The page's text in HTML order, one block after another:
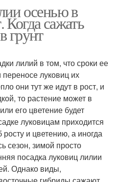
Дни для посадки
осенью в
сажать
грунт
лилий в том, что сроки ее
луковиц их
они тут же идут в рост, и
то растение может в
его цветение будет
луковицам приходится
и цветению, а иногда
сезон, зимой просто
посадка луковиц лилии
Однако виды,